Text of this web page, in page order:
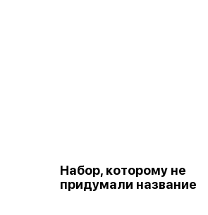
Набор, которому не
придумали название